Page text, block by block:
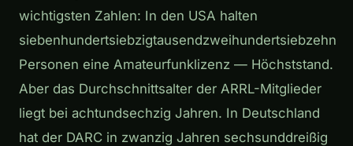
wichtigsten Zahlen: In den USA halten
siebenhundertsiebzigtausendzweihundertsiebzehn
Personen eine Amateurfunklizenz — Höchststand.
Aber das Durchschnittsalter der ARRL-Mitglieder
liegt bei achtundsechzig Jahren. In Deutschland
hat der DARC in zwanzig Jahren sechsunddreißig